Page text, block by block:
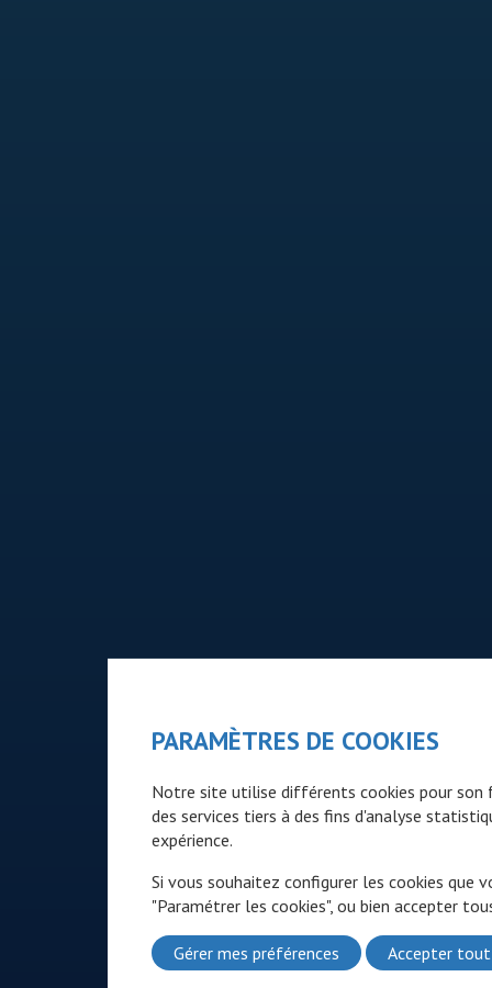
PARAMÈTRES DE COOKIES
Notre site utilise différents cookies pour son
des services tiers à des fins d'analyse
expérience.
Si vous souhaitez configurer les cookies que
"Paramétrer les cookies", ou bien accepter
Gérer mes préférences Accepter tout